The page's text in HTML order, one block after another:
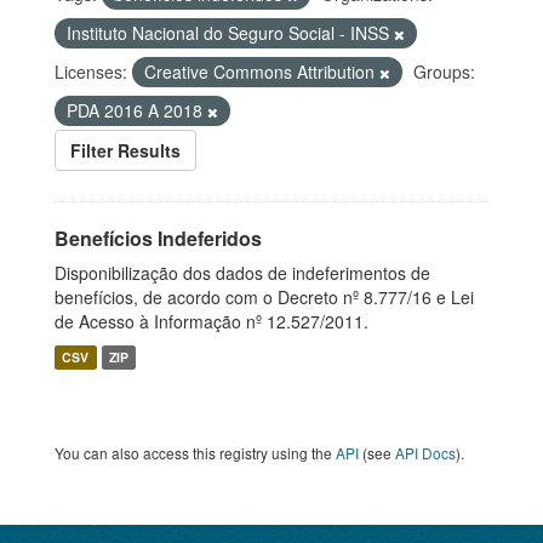
Instituto Nacional do Seguro Social - INSS
Licenses:
Creative Commons Attribution
Groups:
PDA 2016 A 2018
Filter Results
Benefícios Indeferidos
Disponibilização dos dados de indeferimentos de
benefícios, de acordo com o Decreto nº 8.777/16 e Lei
de Acesso à Informação nº 12.527/2011.
CSV ZIP
You can also access this registry using the API (see API Docs).